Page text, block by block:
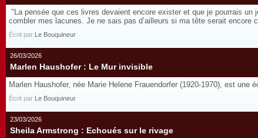
"La pensée que ces livres devaient encore exister et que je pourrais
combler mes lacunes. Je ne sais pas d’ailleurs si ma tête serait
Écrit par Le Bouquineur
26/03/2026
Marlen Haushofer : Le Mur invisible
Marlen Haushofer, née Marie Helene Frauendorfer (1920-1970), est
Écrit par Le Bouquineur
23/03/2026
Sheila Armstrong : Echoués sur le rivage